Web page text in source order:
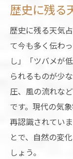
歴史に残る
歴史に残る天気
て今も多く伝わ
し」「ツバメが
られるものが少
圧、風の流れな
です。現代の気
再認識されてい
とで、自然の変
しょう。